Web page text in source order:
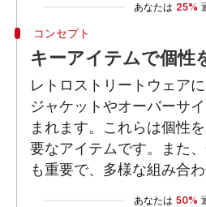
あなたは 25%
コンセプト
キーアイテムで個性
レトロストリートウェア
ジャケットやオーバーサ
まれます。これらは個性
要なアイテムです。また
も重要で、多様な組み合わ
あなたは 50%